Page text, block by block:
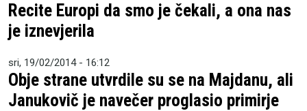
Recite Europi da smo je čekali, a ona nas
je iznevjerila
sri, 19/02/2014 - 16:12
Obje strane utvrdile su se na Majdanu, ali
Janukovič je navečer proglasio primirje